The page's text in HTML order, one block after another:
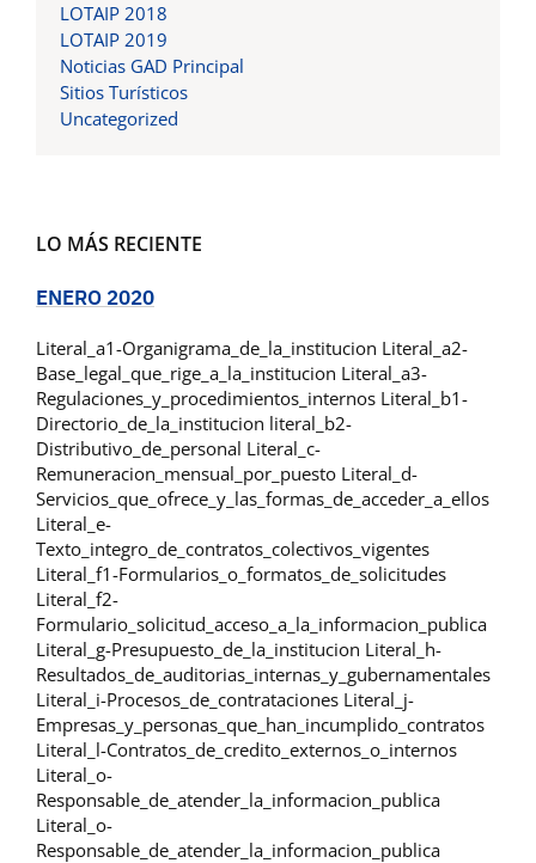
LOTAIP 2018
LOTAIP 2019
Noticias GAD Principal
Sitios Turísticos
Uncategorized
LO MÁS RECIENTE
ENERO 2020
Literal_a1-Organigrama_de_la_institucion Literal_a2-
Base_legal_que_rige_a_la_institucion Literal_a3-
Regulaciones_y_procedimientos_internos Literal_b1-
Directorio_de_la_institucion literal_b2-
Distributivo_de_personal Literal_c-
Remuneracion_mensual_por_puesto Literal_d-
Servicios_que_ofrece_y_las_formas_de_acceder_a_ellos
Literal_e-
Texto_integro_de_contratos_colectivos_vigentes
Literal_f1-Formularios_o_formatos_de_solicitudes
Literal_f2-
Formulario_solicitud_acceso_a_la_informacion_publica
Literal_g-Presupuesto_de_la_institucion Literal_h-
Resultados_de_auditorias_internas_y_gubernamentales
Literal_i-Procesos_de_contrataciones Literal_j-
Empresas_y_personas_que_han_incumplido_contratos
Literal_l-Contratos_de_credito_externos_o_internos
Literal_o-
Responsable_de_atender_la_informacion_publica
Literal_o-
Responsable_de_atender_la_informacion_publica